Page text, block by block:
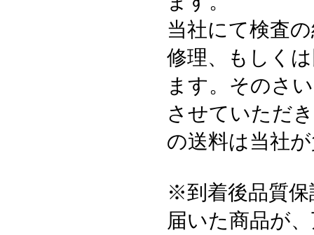
当社にて検査
修理、もしく
ます。そのさ
させていただ
の送料は当社
※到着後品質
届いた商品が